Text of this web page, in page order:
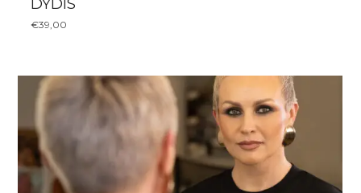
€39,00